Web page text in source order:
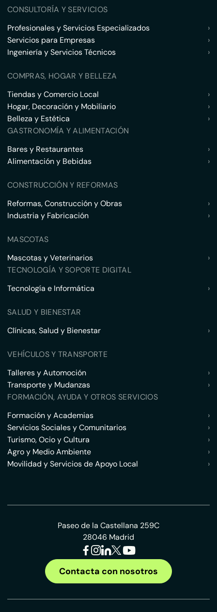
CONSULTORÍA Y SERVICIOS
Profesionales y Servicios Especializados
›
Servicios para Empresas
›
Ingeniería y Servicios Técnicos
›
COMPRAS, HOGAR Y BELLEZA
Tiendas y Comercio Local
›
Hogar, Decoración y Mobiliario
›
Belleza y Estética
›
GASTRONOMÍA Y ALIMENTACIÓN
Bares y Restaurantes
›
Alimentación y Bebidas
›
CONSTRUCCIÓN Y REFORMAS
Reformas, Construcción y Obras
›
Industria y Fabricación
›
MASCOTAS
Mascotas y Veterinarios
›
TECNOLOGÍA Y SOPORTE DIGITAL
Tecnología e Informática
›
SALUD Y BIENESTAR
Clínicas, Salud y Bienestar
›
VEHÍCULOS Y TRANSPORTE
Talleres y Automoción
›
Transporte y Mudanzas
›
FORMACIÓN, AYUDA Y OTROS SERVICIOS
Formación y Academias
›
Servicios Sociales y Comunitarios
›
Turismo, Ocio y Cultura
›
Agro y Medio Ambiente
›
Movilidad y Servicios de Apoyo Local
›
Paseo de la Castellana 259C
28046 Madrid
Contacta con nosotros